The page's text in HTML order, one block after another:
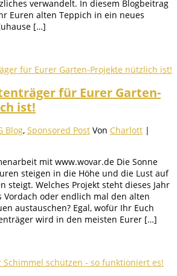
verwandelt. In diesem Blogbeitrag
Euren alten Teppich in ein neues
[…]
für Eurer Garten-
ist!
Blog, Sponsored Post Von Charlott |
mit www.wovar.de Die Sonne
steigen in die Höhe und die Lust auf
steigt. Welches Projekt steht dieses Jahr
Vordach oder endlich mal den alten
austauschen? Egal, wofür Ihr Euch
wird in den meisten Eurer […]